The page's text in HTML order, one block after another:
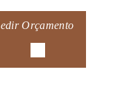
Orçamento